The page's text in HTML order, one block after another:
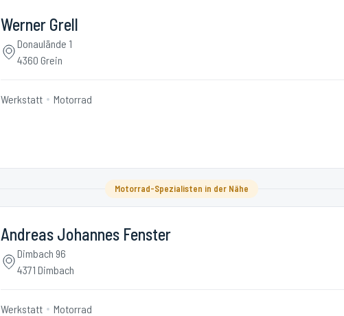
Werner Grell
Donaulände 1
4360 Grein
Werkstatt Motorrad
Motorrad-Spezialisten in der Nähe
Andreas Johannes Fenster
Dimbach 96
4371 Dimbach
Werkstatt Motorrad